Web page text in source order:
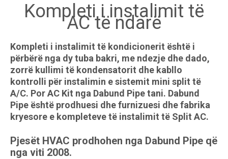
Kompleti i instalimit të
AC të ndarë
Kompleti i instalimit të kondicionerit është i
përbërë nga dy tuba bakri, me ndezje dhe dado,
zorrë kullimi të kondensatorit dhe kabllo
kontrolli për instalimin e sistemit mini split të
A/C. Por AC Kit nga Dabund Pipe tani. Dabund
Pipe është prodhuesi dhe furnizuesi dhe fabrika
kryesore e kompleteve të instalimit të Split AC.
Pjesët HVAC prodhohen nga Dabund Pipe që
nga viti 2008.